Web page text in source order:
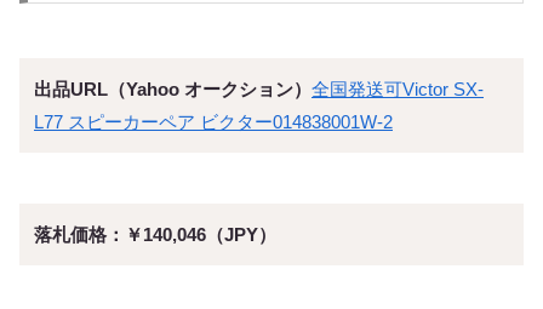
出品URL（Yahoo オークション） 全国発送可Victor SX-
L77 スピーカーペア ビクター014838001W-2
落札価格：￥140,046（JPY）